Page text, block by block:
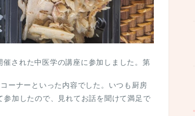
された中医学の講座に参加しました。第
ーナーといった内容でした。いつも厨房
加したので、見れてお話を聞けて満足で